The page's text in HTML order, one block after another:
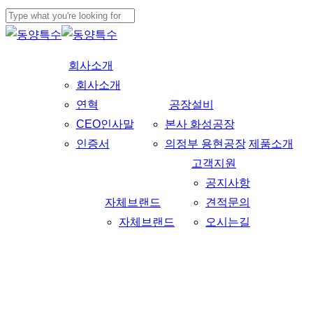
Skip
to
Close
회사소개
회사소개
연혁
CEO인사말
인증서
공장설비
본사 화성공장
의정부 용현공장 제품소개
자체브랜드
자체브랜드
고객지원
공지사항
견적문의
오시는길